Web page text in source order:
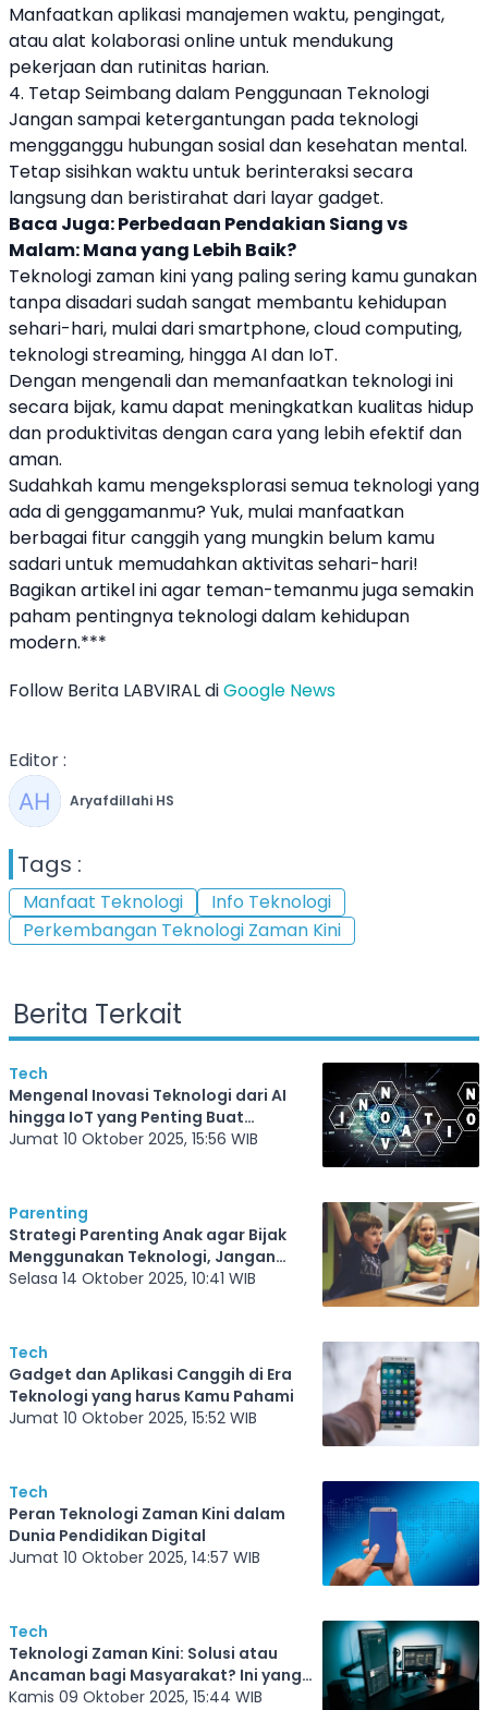
Manfaatkan aplikasi manajemen waktu, pengingat,
atau alat kolaborasi online untuk mendukung
pekerjaan dan rutinitas harian.
4. Tetap Seimbang dalam Penggunaan Teknologi
Jangan sampai ketergantungan pada teknologi
mengganggu hubungan sosial dan kesehatan mental.
Tetap sisihkan waktu untuk berinteraksi secara
langsung dan beristirahat dari layar gadget.
Baca Juga:Perbedaan Pendakian Siang vs
Malam: Mana yang Lebih Baik?
Teknologi zaman kini yang paling sering kamu gunakan
tanpa disadari sudah sangat membantu kehidupan
sehari-hari, mulai dari smartphone, cloud computing,
teknologi streaming, hingga AI dan IoT.
Dengan mengenali dan memanfaatkan teknologi ini
secara bijak, kamu dapat meningkatkan kualitas hidup
dan produktivitas dengan cara yang lebih efektif dan
aman.
Sudahkah kamu mengeksplorasi semua teknologi yang
ada di genggamanmu? Yuk, mulai manfaatkan
berbagai fitur canggih yang mungkin belum kamu
sadari untuk memudahkan aktivitas sehari-hari!
Bagikan artikel ini agar teman-temanmu juga semakin
paham pentingnya teknologi dalam kehidupan
modern.***
Follow Berita LABVIRAL diGoogle News
Editor :
Aryafdillahi HS
Tags :
Manfaat Teknologi
Info Teknologi
Perkembangan Teknologi Zaman Kini
Berita Terkait
Tech
Mengenal Inovasi Teknologi dari AI
hingga IoT yang Penting Buat
Kehidupan
Jumat 10 Oktober 2025, 15:56 WIB
Parenting
Strategi Parenting Anak agar Bijak
Menggunakan Teknologi, Jangan
Sampai Salah Kehilangan Aktifitas
Selasa 14 Oktober 2025, 10:41 WIB
Tech
Gadget dan Aplikasi Canggih di Era
Teknologi yang harus Kamu Pahami
Jumat 10 Oktober 2025, 15:52 WIB
Tech
Peran Teknologi Zaman Kini dalam
Dunia Pendidikan Digital
Jumat 10 Oktober 2025, 14:57 WIB
Tech
Teknologi Zaman Kini: Solusi atau
Ancaman bagi Masyarakat? Ini yang
Perlu Kamu Tahu
Kamis 09 Oktober 2025, 15:44 WIB